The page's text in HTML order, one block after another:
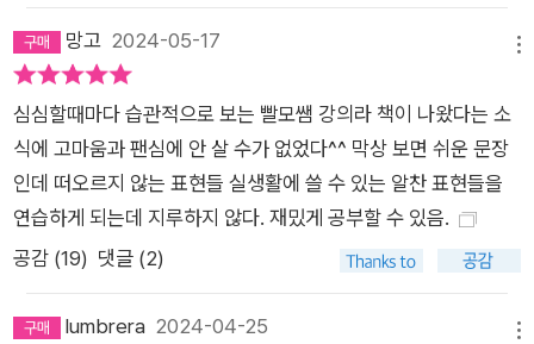
래도 죄책감이 드는 마음도 있어. Let’s take a break. Or bett
er yet, let’s get some coffee. 잠깐 쉬자. 아니면 커피를 마셔
도 좋고. Just so you know, I’m not just doing this for the m
oney. 참고로, 난 이걸 돈만 보고 하는 게 아니야. 이렇게 일상을
영어로 말하는 연습은 우리의 경험, 생각, 느낌 등을 소통하기 위
한 쓸모 있는 표현들을 배울 수 있게 해준다. 빨모쌤과 함께 평소
거의 매일같이 쓰게 되는 말들을 가장 자연스러운 영어 표현으로
배워보자. 실제 외국인과 영어로 대화하는 것이 한결 편해질 것이
다. 이해는 한 번만 하고 연습은 백 번 시키는 빨모쌤의 진짜 말하
기 훈련 많은 사람들이 효과적인 영어 학습 방법을 물어보고 또
망고 2024-05-17
심심할때마다 습관적으로 보는 빨모쌤 강의라 책이 나왔다는 소
식에 고마움과 팬심에 안 살 수가 없었다^^ 막상 보면 쉬운 문장
인데 떠오르지 않는 표현들 실생활에 쓸 수 있는 알찬 표현들을
연습하게 되는데 지루하지 않다. 재밌게 공부할 수 있음.
공감 (19) 댓글 (2)
lumbrera 2024-04-25